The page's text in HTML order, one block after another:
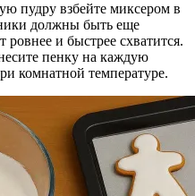
пудру взбейте миксером в
должны быть еще
ровнее и быстрее схватится.
пенку на каждую
комнатной температуре.